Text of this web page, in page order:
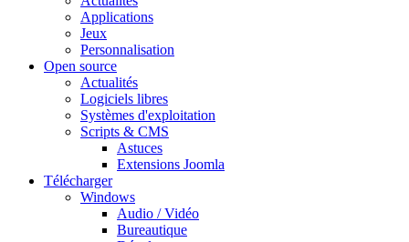
Applications
Jeux
Personnalisation
Open source
Actualités
Logiciels libres
Systèmes d'exploitation
Scripts & CMS
Astuces
Extensions Joomla
Télécharger
Windows
Audio / Vidéo
Bureautique